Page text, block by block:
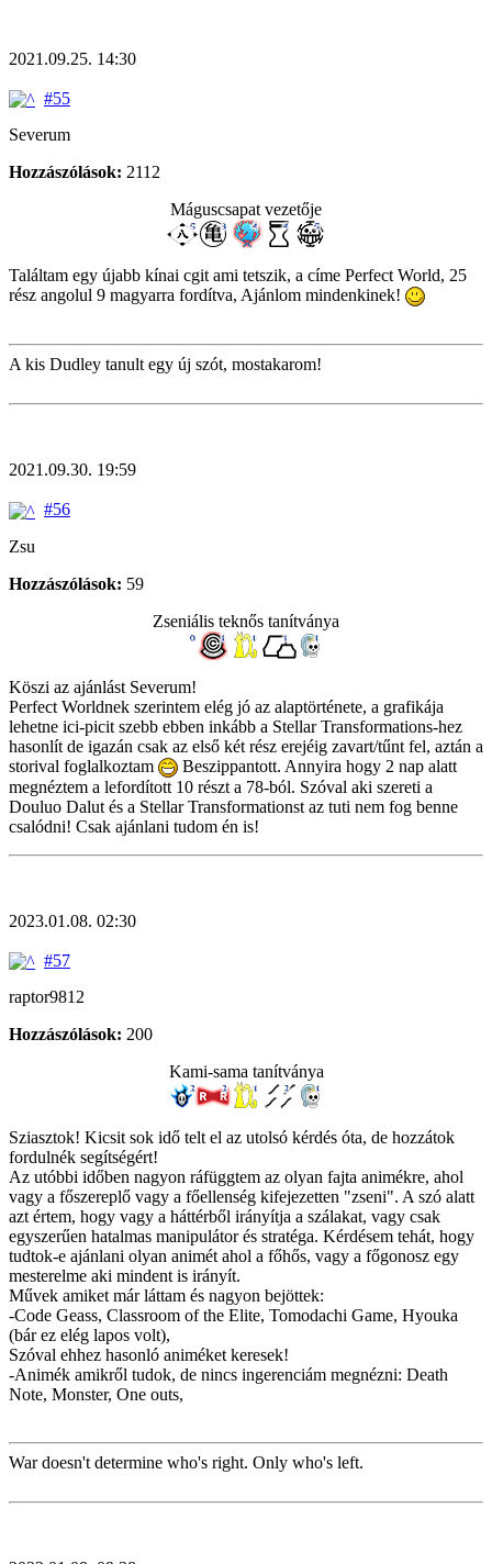
2021.09.25. 14:30
#55
Severum
Hozzászólások: 2112
Máguscsapat vezetője
Találtam egy újabb kínai cgit ami tetszik, a címe Perfect World, 25
rész angolul 9 magyarra fordítva, Ajánlom mindenkinek!
A kis Dudley tanult egy új szót, mostakarom!
2021.09.30. 19:59
#56
Zsu
Hozzászólások: 59
Zseniális teknős tanítványa
Köszi az ajánlást Severum!
Perfect Worldnek szerintem elég jó az alaptörténete, a grafikája
lehetne ici-picit szebb ebben inkább a Stellar Transformations-hez
hasonlít de igazán csak az első két rész erejéig zavart/tűnt fel, aztán a
storival foglalkoztam
Beszippantott. Annyira hogy 2 nap alatt
megnéztem a lefordított 10 részt a 78-ból. Szóval aki szereti a
Douluo Dalut és a Stellar Transformationst az tuti nem fog benne
csalódni! Csak ajánlani tudom én is!
2023.01.08. 02:30
#57
raptor9812
Hozzászólások: 200
Kami-sama tanítványa
Sziasztok! Kicsit sok idő telt el az utolsó kérdés óta, de hozzátok
fordulnék segítségért!
Az utóbbi időben nagyon ráfüggtem az olyan fajta animékre, ahol
vagy a főszereplő vagy a főellenség kifejezetten "zseni". A szó alatt
azt értem, hogy vagy a háttérből irányítja a szálakat, vagy csak
egyszerűen hatalmas manipulátor és stratéga. Kérdésem tehát, hogy
tudtok-e ajánlani olyan animét ahol a főhős, vagy a főgonosz egy
mesterelme aki mindent is irányít.
Művek amiket már láttam és nagyon bejöttek:
-Code Geass, Classroom of the Elite, Tomodachi Game, Hyouka
(bár ez elég lapos volt),
Szóval ehhez hasonló animéket keresek!
-Animék amikről tudok, de nincs ingerenciám megnézni: Death
Note, Monster, One outs,
War doesn't determine who's right. Only who's left.